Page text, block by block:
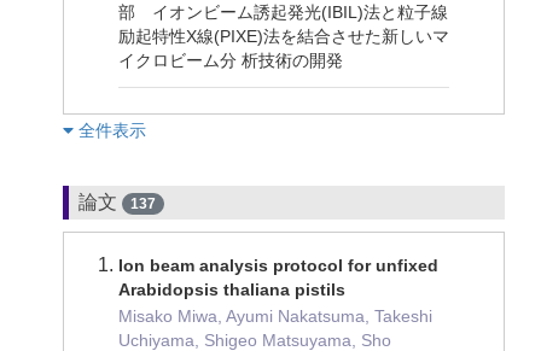
部 イオンビーム誘起発光(IBIL)法と粒子線
励起特性X線(PIXE)法を結合させた新しいマ
イクロビーム分 析技術の開発
︎全件表示
論文 137
Ion beam analysis protocol for unfixed
Arabidopsis thaliana pistils
Misako Miwa, Ayumi Nakatsuma, Takeshi
Uchiyama, Shigeo Matsuyama, Sho